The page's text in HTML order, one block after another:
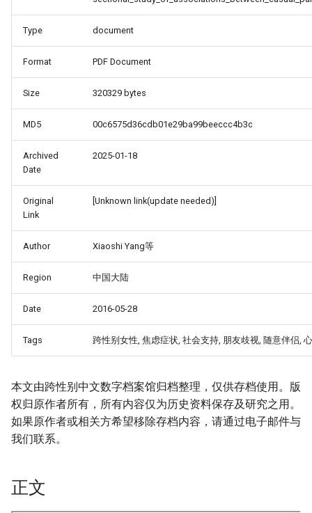
Type document
Format PDF Document
Size 320329 bytes
MD5 00c6575d36cdb01e29ba99beeccc4b3c
Archived
Date
2025-01-18
Original
Link
[Unknown link(update needed)]
Author Xiaoshi Yang等
Region 中国大陆
Date 2016-05-28
Tags 跨性别女性, 焦虑症状, 社会支持, 朋友歧视, 随意伴侣,
本文由跨性别中文数字档案馆归档整理，仅供存档使用。版
权归原作者所有，所有内容仅为历史资料保存及研究之用。
如果原作者或相关方希望移除存档内容，请通过电子邮件与
我们联系。
正文